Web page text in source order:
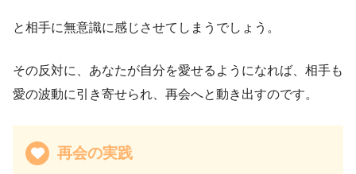
と相手に無意識に感じさせてしまうでしょう。
その反対に、あなたが自分を愛せるようになれば、相手も
愛の波動に引き寄せられ、再会へと動き出すのです。
再会の実践